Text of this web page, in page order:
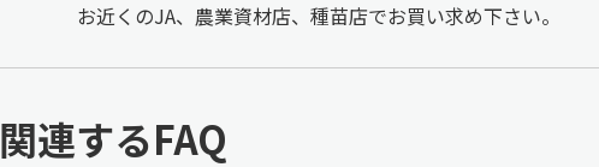
お近くのJA、農業資材店、種苗店でお買い求め下さい。
関連するFAQ